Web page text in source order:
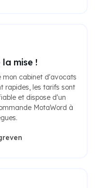
mise !
mon cabinet d'avocats
rapides, les tarifs sont
et dispose d'un
MotaWord à